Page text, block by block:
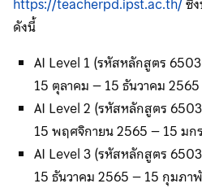
ดังนี้
AI Level 1 (รหัสหลักสูตร
15 ตุลาคม – 15 ธันวาคม 2565
AI Level 2 (รหัสหลักสูตร
15 พฤศจิกายน 2565 – 15 มก
AI Level 3 (รหัสหลักสูตร
15 ธันวาคม 2565 – 15 กุมภา